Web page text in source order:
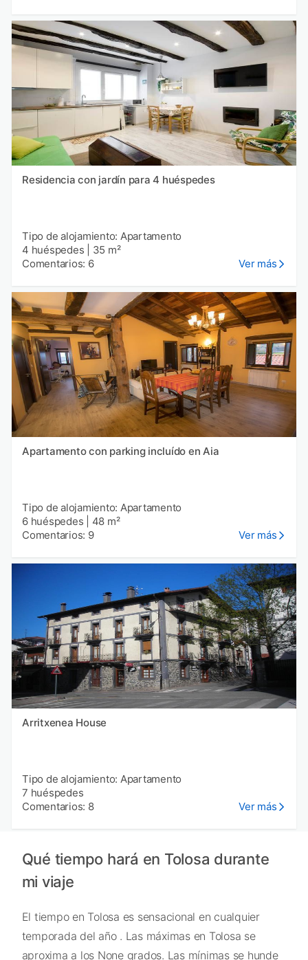
Residencia con jardín para 4 huéspedes
Tipo de alojamiento: Apartamento
4 huéspedes
35 m²
Comentarios: 6
Ver más
Apartamento con parking incluído en Aia
Tipo de alojamiento: Apartamento
6 huéspedes
48 m²
Comentarios: 9
Ver más
Arritxenea House
Tipo de alojamiento: Apartamento
7 huéspedes
Comentarios: 8
Ver más
Qué tiempo hará en Tolosa durante
mi viaje
El tiempo en Tolosa es sensacional en cualquier
temporada del año . Las máximas en Tolosa se
aproxima a los None grados. Las mínimas se hunde